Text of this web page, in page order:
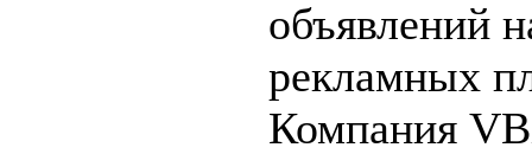
объявлений
рекламных
Компания